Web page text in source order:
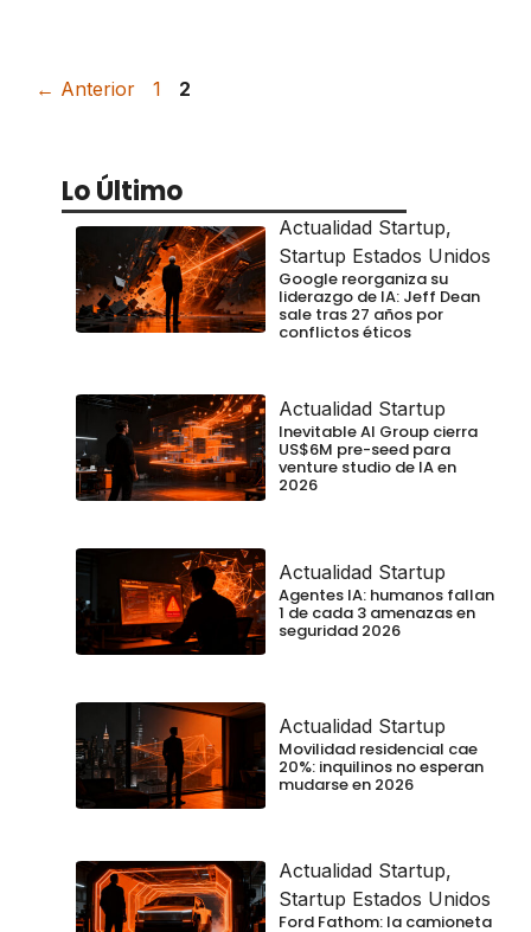
← Anterior Página
1 Página
2
Lo Último
Actualidad Startup,
Startup Estados Unidos
Google reorganiza su
liderazgo de IA: Jeff Dean
sale tras 27 años por
conflictos éticos
Actualidad Startup
Inevitable AI Group cierra
US$6M pre-seed para
venture studio de IA en
2026
Actualidad Startup
Agentes IA: humanos fallan
1 de cada 3 amenazas en
seguridad 2026
Actualidad Startup
Movilidad residencial cae
20%: inquilinos no esperan
mudarse en 2026
Actualidad Startup,
Startup Estados Unidos
Ford Fathom: la camioneta